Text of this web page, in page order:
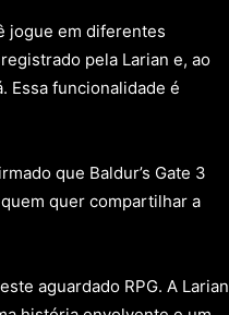
jogue em diferentes
pela Larian e, ao
Essa funcionalidade é
que Baldur’s Gate 3
quer compartilhar a
aguardado RPG. A Larian